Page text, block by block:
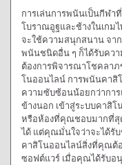
การเล่นการพนันเป็นกีฬา
โบราณอูฐและช้างในเกม
จะใช้ความสนุกสนาน จา
พนันชนิดอื่น ๆ ก็ได้รับคว
ต้องการพิจารณาโชคลาภ
โนออนไลน์ การพนันคา
ความซับซ้อนน้อยกว่าการ
ข้างนอก เข้าสู่ระบบคาสิ
หรือห้องที่คุณชอบมากที่สุ
ได้ แต่คุณมั่นใจว่าจะได้รั
คาสิโนออนไลน์สิ่งที่คุณต้
ซอฟต์แวร์ เมื่อคุณได้รับอ